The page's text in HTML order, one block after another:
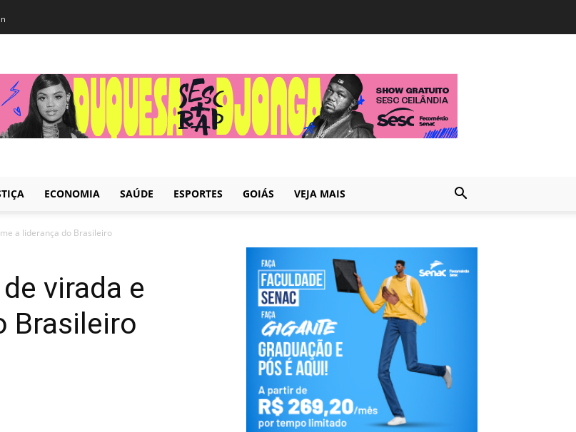
ECONOMIA SAÚDE ESPORTES GOIÁS VEJA MAIS
a liderança do Brasileiro
virada e
Brasileiro